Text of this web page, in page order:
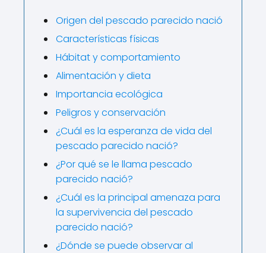
Origen del pescado parecido nació
Características físicas
Hábitat y comportamiento
Alimentación y dieta
Importancia ecológica
Peligros y conservación
¿Cuál es la esperanza de vida del
pescado parecido nació?
¿Por qué se le llama pescado
parecido nació?
¿Cuál es la principal amenaza para
la supervivencia del pescado
parecido nació?
¿Dónde se puede observar al